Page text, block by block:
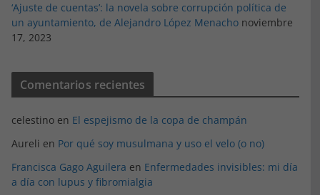
‘Ajuste de cuentas’: la novela sobre corrupción política de
un ayuntamiento, de Alejandro López Menacho noviembre
17, 2023
Comentarios recientes
celestino en El espejismo de la copa de champán
Aureli en Por qué soy musulmana y uso el velo (o no)
Francisca Gago Aguilera en Enfermedades invisibles: mi día
a día con lupus y fibromialgia